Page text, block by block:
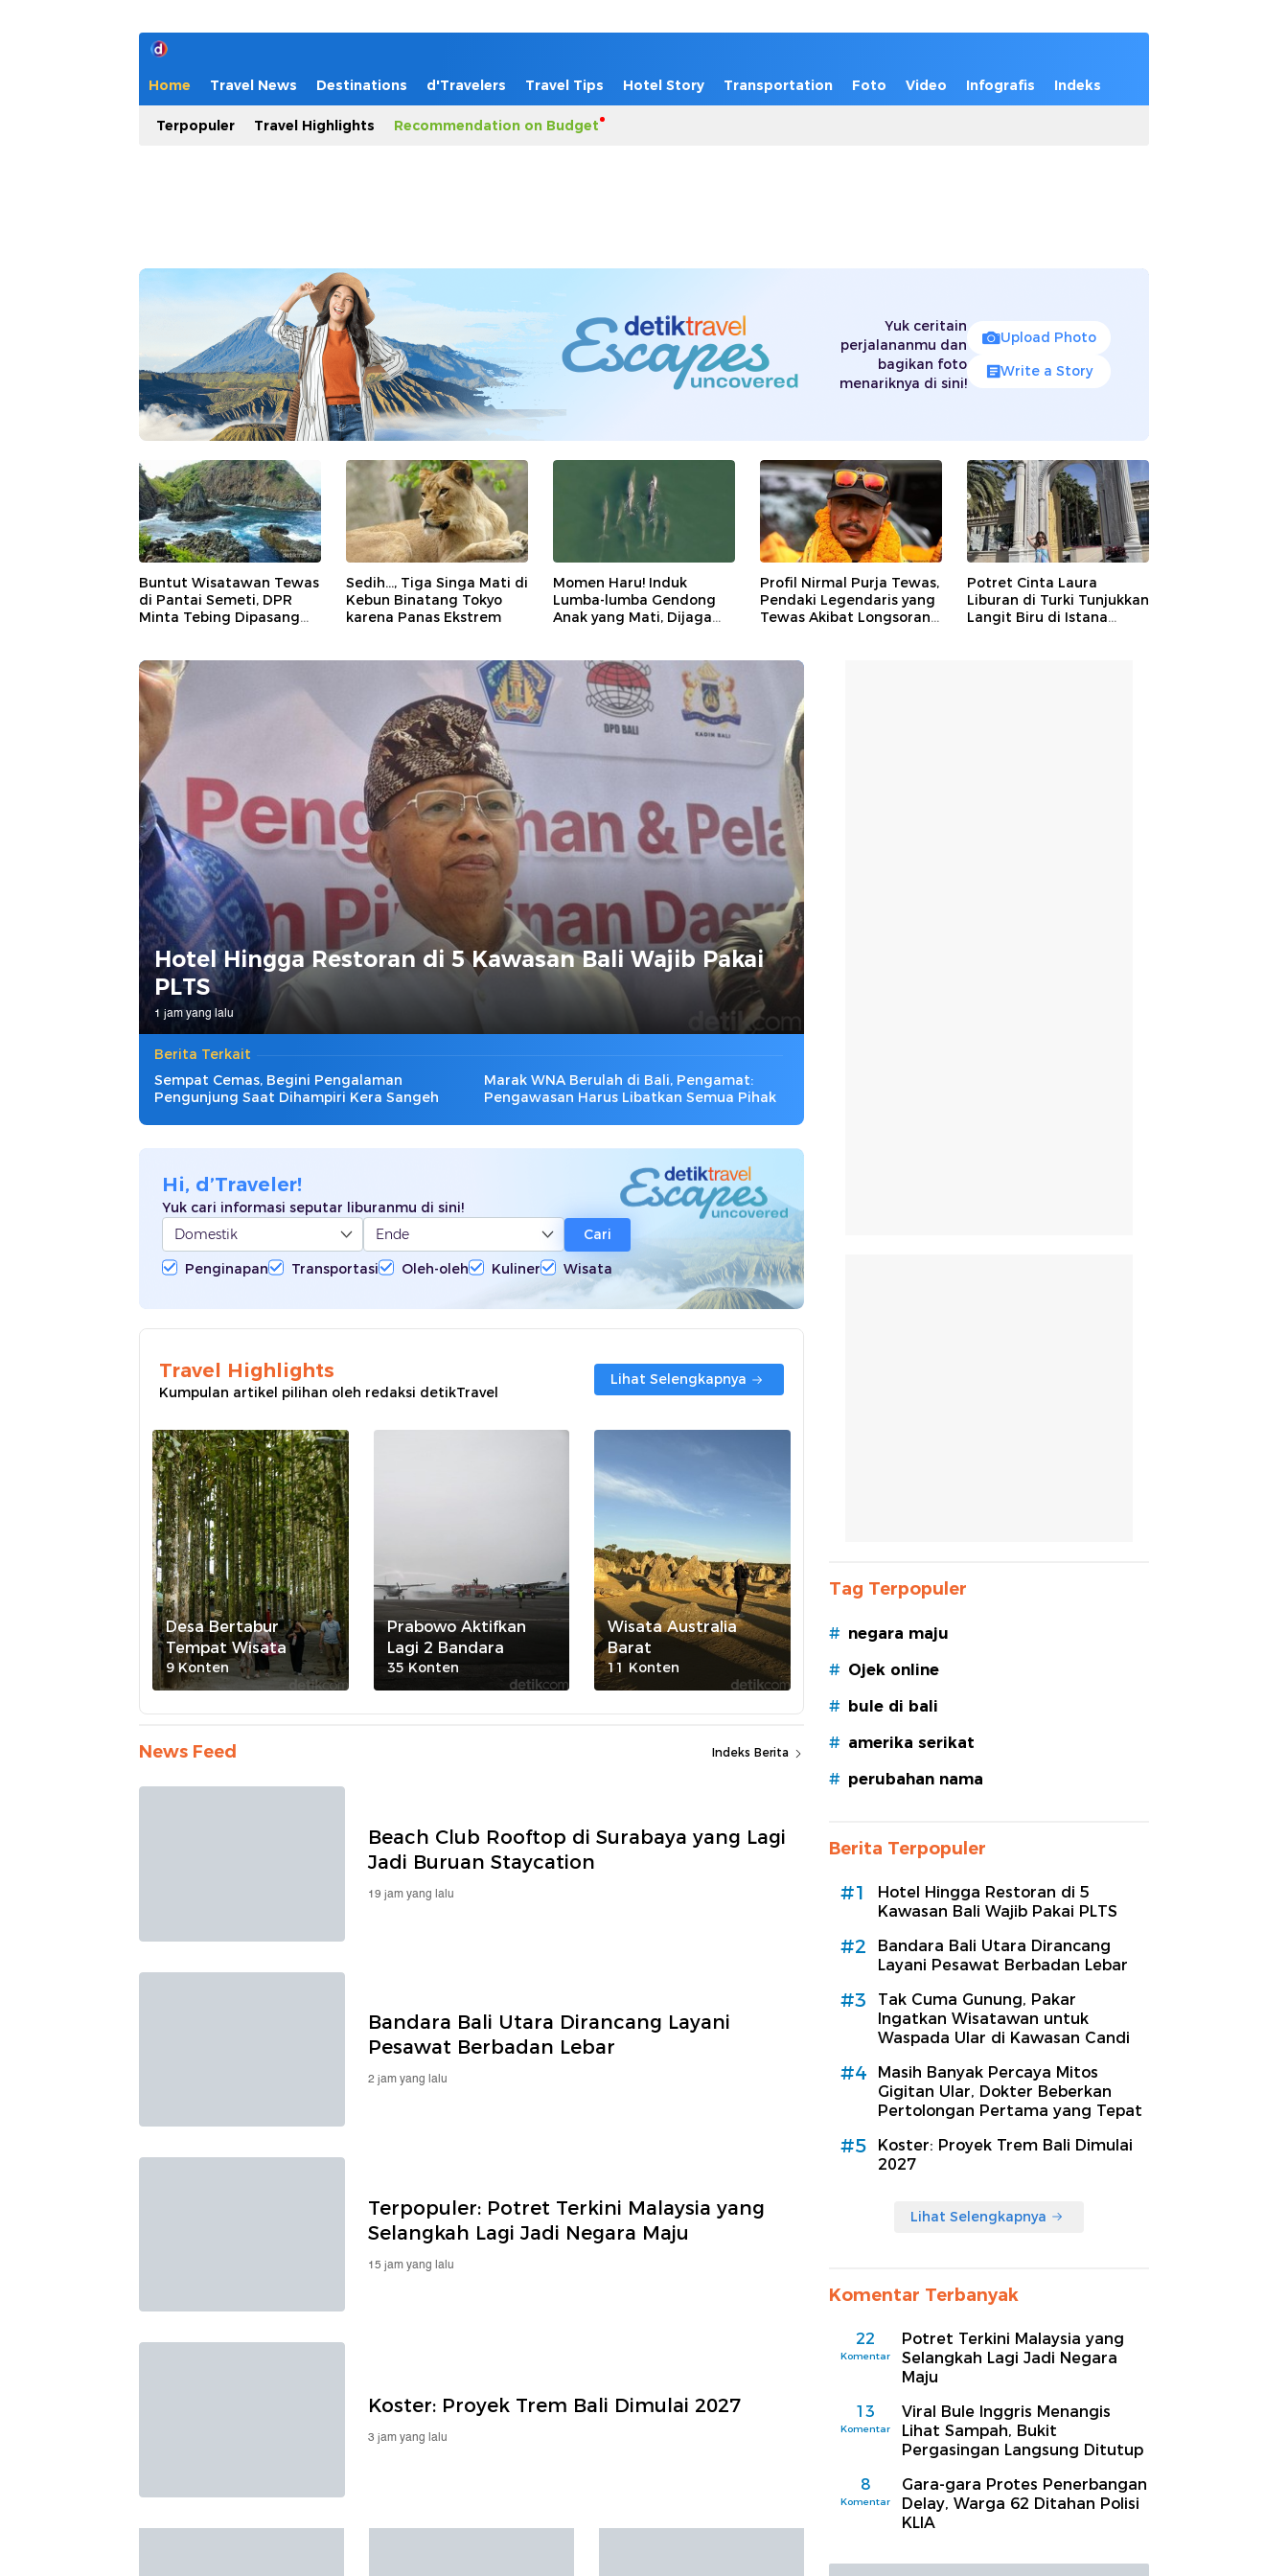
Home Travel News Destinations d'Travelers Travel Tips Hotel Story Transportation Foto Video Infografis Indeks
Terpopuler Travel Highlights Recommendation on Budget
Yuk ceritain
perjalananmu dan
bagikan foto
menariknya di sini!
Upload Photo
Write a Story
Buntut Wisatawan Tewas
di Pantai Semeti, DPR
Minta Tebing Dipasang
Sedih..., Tiga Singa Mati di
Kebun Binatang Tokyo
karena Panas Ekstrem
Momen Haru! Induk
Lumba-lumba Gendong
Anak yang Mati, Dijaga
Profil Nirmal Purja Tewas,
Pendaki Legendaris yang
Tewas Akibat Longsoran
Potret Cinta Laura
Liburan di Turki Tunjukkan
Langit Biru di Istana
Hotel Hingga Restoran di 5 Kawasan Bali Wajib Pakai
PLTS
1 jam yang lalu
Berita Terkait
Sempat Cemas, Begini Pengalaman
Pengunjung Saat Dihampiri Kera Sangeh
Marak WNA Berulah di Bali, Pengamat:
Pengawasan Harus Libatkan Semua Pihak
Hi, d’Traveler!
Yuk cari informasi seputar liburanmu di sini!
Cari
Penginapan Transportasi Oleh-oleh Kuliner Wisata
Travel Highlights
Kumpulan artikel pilihan oleh redaksi detikTravel
Lihat Selengkapnya
Desa Bertabur
Tempat Wisata
9 Konten
Prabowo Aktifkan
Lagi 2 Bandara
35 Konten
Wisata Australia
Barat
11 Konten
News Feed Indeks Berita
Beach Club Rooftop di Surabaya yang Lagi
Jadi Buruan Staycation
19 jam yang lalu
Bandara Bali Utara Dirancang Layani
Pesawat Berbadan Lebar
2 jam yang lalu
Terpopuler: Potret Terkini Malaysia yang
Selangkah Lagi Jadi Negara Maju
15 jam yang lalu
Koster: Proyek Trem Bali Dimulai 2027
3 jam yang lalu
Tag Terpopuler
# negara maju
# Ojek online
# bule di bali
# amerika serikat
# perubahan nama
Berita Terpopuler
#1
Hotel Hingga Restoran di 5
Kawasan Bali Wajib Pakai PLTS
#2
Bandara Bali Utara Dirancang
Layani Pesawat Berbadan Lebar
#3
Tak Cuma Gunung, Pakar
Ingatkan Wisatawan untuk
Waspada Ular di Kawasan Candi
#4
Masih Banyak Percaya Mitos
Gigitan Ular, Dokter Beberkan
Pertolongan Pertama yang Tepat
#5
Koster: Proyek Trem Bali Dimulai
2027
Lihat Selengkapnya
Komentar Terbanyak
22
Komentar
Potret Terkini Malaysia yang
Selangkah Lagi Jadi Negara
Maju
13
Komentar
Viral Bule Inggris Menangis
Lihat Sampah, Bukit
Pergasingan Langsung Ditutup
8
Komentar
Gara-gara Protes Penerbangan
Delay, Warga 62 Ditahan Polisi
KLIA